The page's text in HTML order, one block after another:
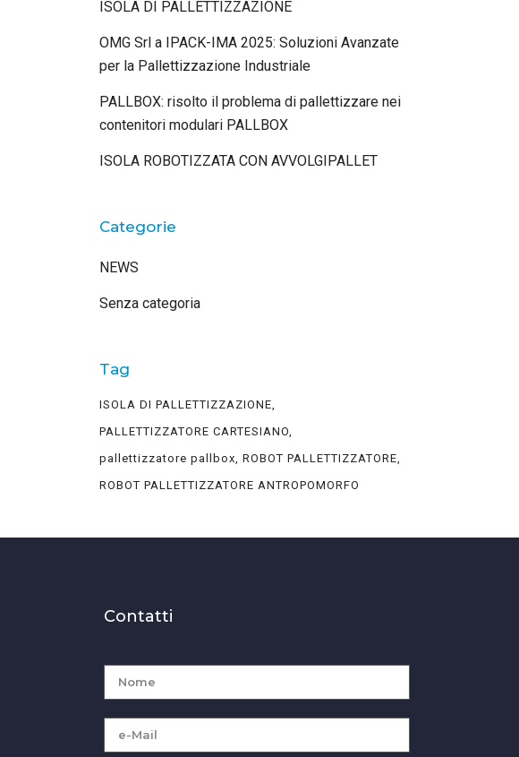
ISOLA DI PALLETTIZZAZIONE
OMG Srl a IPACK-IMA 2025: Soluzioni Avanzate
per la Pallettizzazione Industriale
PALLBOX: risolto il problema di pallettizzare nei
contenitori modulari PALLBOX
ISOLA ROBOTIZZATA CON AVVOLGIPALLET
Categorie
NEWS
Senza categoria
Tag
ISOLA DI PALLETTIZZAZIONE
PALLETTIZZATORE CARTESIANO
pallettizzatore pallbox ROBOT PALLETTIZZATORE
ROBOT PALLETTIZZATORE ANTROPOMORFO
Contatti